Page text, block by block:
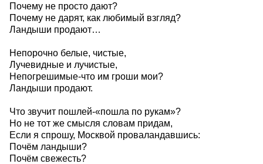
Почему не просто дают?
Почему не дарят, как любимый взгляд?
Ландыши продают…
Непорочно белые, чистые,
Лучевидные и лучистые,
Непогрешимые-что им гроши мои?
Ландыши продают.
Что звучит пошлей-«пошла по рукам»?
Но не тот же смысля словам придам,
Если я спрошу, Москвой проваландавшись:
Почём ландыши?
Почём свежесть?